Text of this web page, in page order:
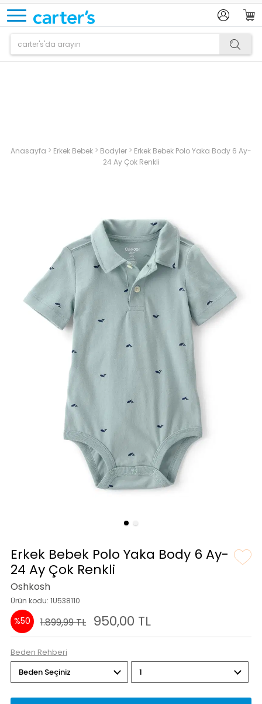
Anasayfa > Erkek Bebek > Bodyler > Erkek Bebek Polo Yaka Body 6 Ay-
24 Ay Çok Renkli
Erkek Bebek Polo Yaka Body 6 Ay-
24 Ay Çok Renkli
Oshkosh
Ürün kodu: 1U538110
%50 1.899,99 TL 950,00 TL
Beden Rehberi
Ürün sepetinize eklenmiştir.